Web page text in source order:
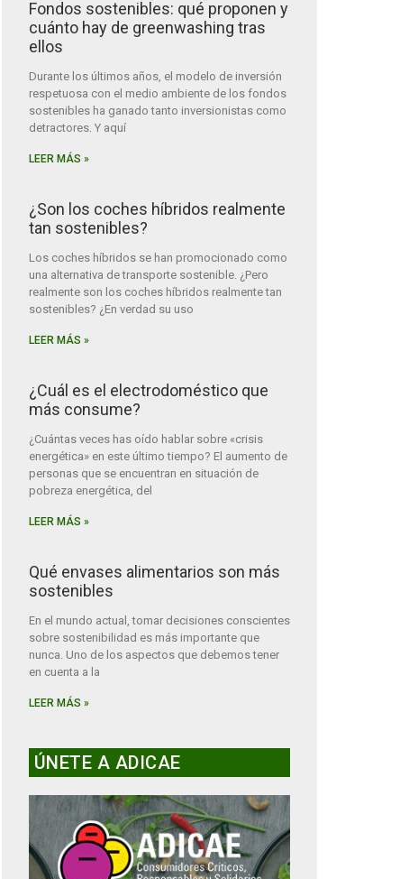
Fondos sostenibles: qué proponen y
cuánto hay de greenwashing tras
ellos
Durante los últimos años, el modelo de inversión
respetuosa con el medio ambiente de los fondos
sostenibles ha ganado tanto inversionistas como
detractores. Y aquí
LEER MÁS »
¿Son los coches híbridos realmente
tan sostenibles?
Los coches híbridos se han promocionado como
una alternativa de transporte sostenible. ¿Pero
realmente son los coches híbridos realmente tan
sostenibles? ¿En verdad su uso
LEER MÁS »
¿Cuál es el electrodoméstico que
más consume?
¿Cuántas veces has oído hablar sobre «crisis
energética» en este último tiempo? El aumento de
personas que se encuentran en situación de
pobreza energética, del
LEER MÁS »
Qué envases alimentarios son más
sostenibles
En el mundo actual, tomar decisiones conscientes
sobre sostenibilidad es más importante que
nunca. Uno de los aspectos que debemos tener
en cuenta a la
LEER MÁS »
ÚNETE A ADICAE